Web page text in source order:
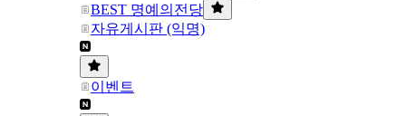
BEST 명예의전당
자유게시판 (익명)
이벤트